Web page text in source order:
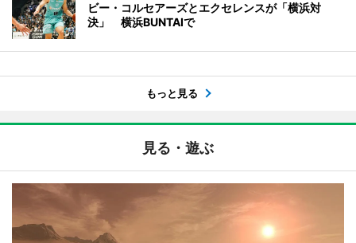
ビー・コルセアーズとエクセレンスが「横浜対
決」 横浜BUNTAIで
もっと見る
見る・遊ぶ